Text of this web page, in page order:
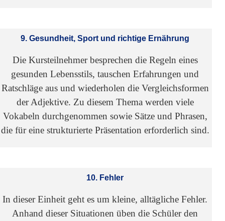
9. Gesundheit, Sport und richtige Ernährung
Die Kursteilnehmer besprechen die Regeln eines
gesunden Lebensstils, tauschen Erfahrungen und
Ratschläge aus und wiederholen die Vergleichsformen
der Adjektive. Zu diesem Thema werden viele
Vokabeln durchgenommen sowie Sätze und Phrasen,
die für eine strukturierte Präsentation erforderlich sind.
10. Fehler
In dieser Einheit geht es um kleine, alltägliche Fehler.
Anhand dieser Situationen üben die Schüler den